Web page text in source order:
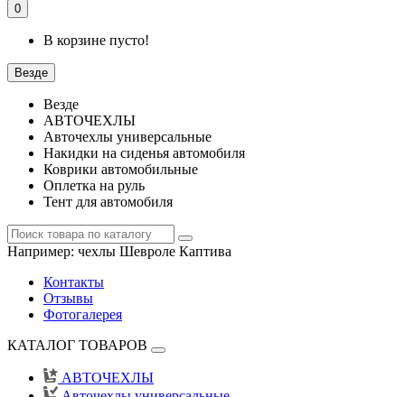
0
В корзине пусто!
Везде
Везде
АВТОЧЕХЛЫ
Авточехлы универсальные
Накидки на сиденья автомобиля
Коврики автомобильные
Оплетка на руль
Тент для автомобиля
Например: чехлы Шевроле Каптива
Контакты
Отзывы
Фотогалерея
КАТАЛОГ ТОВАРОВ
АВТОЧЕХЛЫ